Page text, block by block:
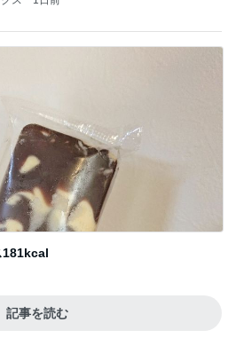
181kcal
記事を読む